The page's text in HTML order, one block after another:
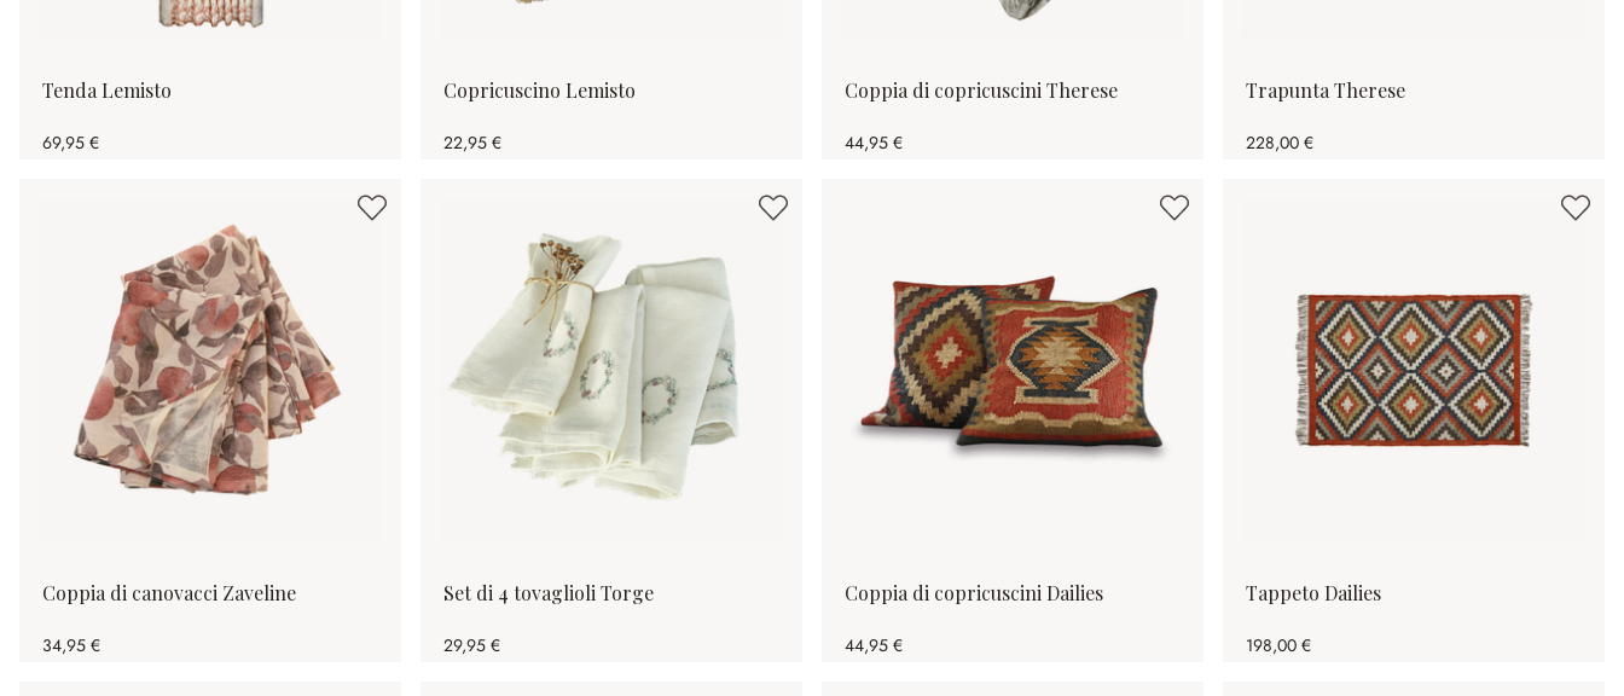
Tenda Lemisto
69,95 €
Copricuscino Lemisto
22,95 €
Coppia di copricuscini Therese
44,95 €
Trapunta Therese
228,00 €
Coppia di canovacci Zaveline
34,95 €
Set di 4 tovaglioli Torge
29,95 €
Coppia di copricuscini Dailies
44,95 €
Tappeto Dailies
198,00 €